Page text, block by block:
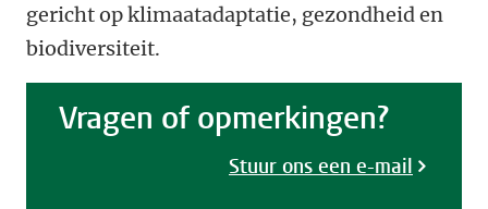
gericht op klimaatadaptatie, gezondheid en
biodiversiteit.
Vragen of opmerkingen?
Stuur ons een e-mail